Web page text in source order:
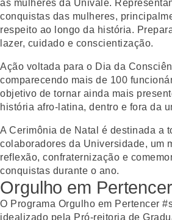
as mulheres da Univale.
conquistas das mulheres,
respeito ao longo da história.
lazer, cuidado e conscientização.
Ação voltada para o Dia da
comparecendo mais de 100
objetivo de tornar ainda mais
história afro-latina, dentro e fora da
A Cerimônia de Natal é destinada a
colaboradores da Universidade, um
reflexão, confraternização e
conquistas durante o ano.
Orgulho em Pertencer
O Programa Orgulho em Pertencer
idealizado pela Pró-reitoria de